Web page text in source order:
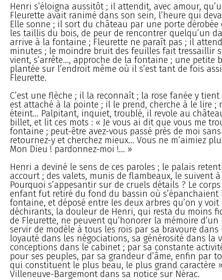
Henri s’éloigna aussitôt ; il attendit, avec amour,
Fleurette avait ranimé dans son sein, l’heure qui
Elle sonne ; il sort du château par une porte dérobée
les taillis du bois, de peur de rencontrer quelqu’un
arrive à la fontaine ; Fleurette ne paraît pas ; il
minutes ; le moindre bruit des feuilles fait tressaillir
vient, s’arrête..., approche de la fontaine ; une petite
plantée sur l’endroit même où il s’est tant de fois
Fleurette.
C’est une flèche ; il la reconnaît ; la rose fanée y
est attaché à la pointe ; il le prend, cherche à le lire ;
éteint... Palpitant, inquiet, troublé, il revole au
billet, et lit ces mots : « Je vous ai dit que vous me
fontaine ; peut-être avez-vous passé près de moi
retournez-y et cherchez mieux... Vous ne m’aimiez
Mon Dieu ! pardonnez-moi !... »
Henri a deviné le sens de ces paroles ; le palais
accourt ; des valets, munis de flambeaux, le suivent
Pourquoi s’appesantir sur de cruels détails ? Le
enfant fut retiré du fond du bassin où s’épanchaient
fontaine, et déposé entre les deux arbres qu’on y voit
déchirants, la douleur de Henri, qui resta du moins
de Fleurette, ne peuvent qu’honorer la mémoire
servir de modèle à tous les rois par sa bravoure dans
loyauté dans les négociations, sa générosité dans la
conceptions dans le cabinet ; par sa constante
pour ses peuples, par sa grandeur d’âme, enfin par
qui constituent le plus beau, le plus grand caractère
Villeneuve-Bargemont dans sa notice sur Nérac.